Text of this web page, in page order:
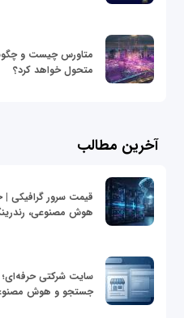
متاورس چیست و
متحول خواهد کرد؟
آخرین مطالب
هوش مصنوعی،
سایت شرکتی حرفه‌ای؛
جستجو و هوش